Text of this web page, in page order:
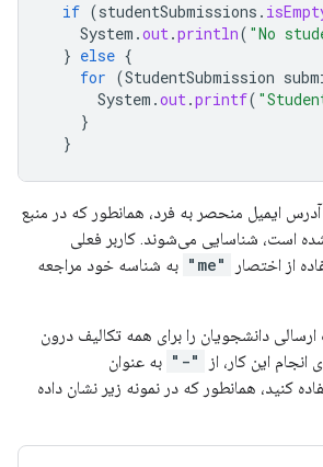
if (studentSubmissions .
System .out.println( "No
} else {
for (StudentSubmission
System .out.printf(
}
}
آدرس ایمیل منحصر به فرد، همانطور که در منبع
است، شناسایی می‌شوند. کاربر فعلی
از اختصار
"me"
به شناسه خود مراجعه
دانشجویان را برای همه تکالیف درون
انجام این کار، از
"-" به عنوان
کنید، همانطور که در نمونه زیر نشان داده